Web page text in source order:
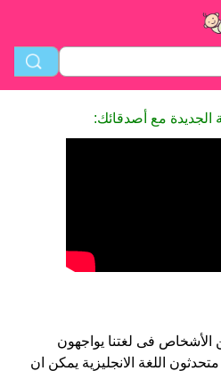
الجديدة مع أصدقائك:
الأشخاص فى لغتنا يواجهون
اللغة الانجليزية يمكن ان